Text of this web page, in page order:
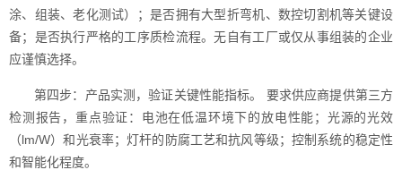
涂、组装、老化测试）；是否拥有大型折弯机、数控切割机等关键设
备；是否执行严格的工序质检流程。无自有工厂或仅从事组装的企业
应谨慎选择。
第四步：产品实测，验证关键性能指标。 要求供应商提供第三方
检测报告，重点验证：电池在低温环境下的放电性能；光源的光效
（lm/W）和光衰率；灯杆的防腐工艺和抗风等级；控制系统的稳定性
和智能化程度。